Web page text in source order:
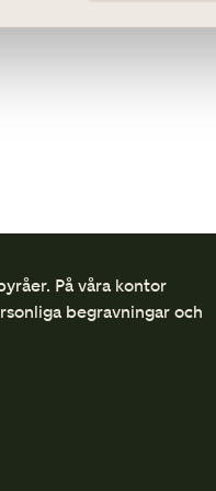
På våra kontor
begravningar och